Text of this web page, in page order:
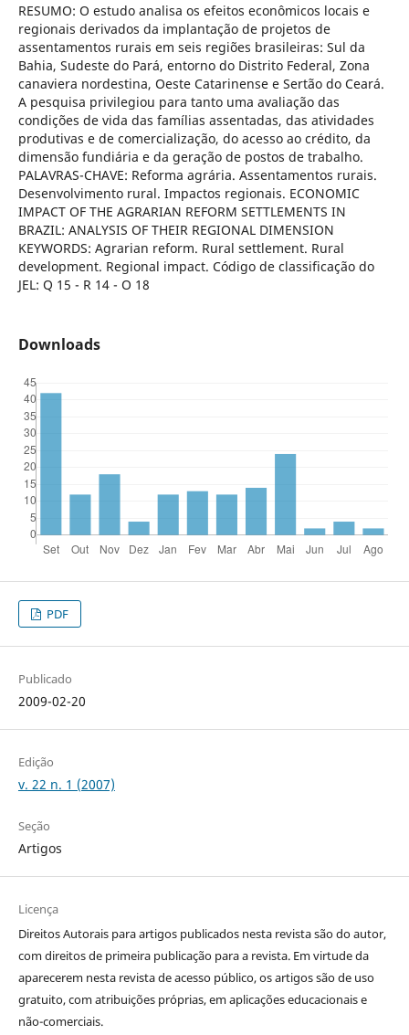
RESUMO: O estudo analisa os efeitos econômicos locais e
regionais derivados da implantação de projetos de
assentamentos rurais em seis regiões brasileiras: Sul da
Bahia, Sudeste do Pará, entorno do Distrito Federal, Zona
canaviera nordestina, Oeste Catarinense e Sertão do Ceará.
A pesquisa privilegiou para tanto uma avaliação das
condições de vida das famílias assentadas, das atividades
produtivas e de comercialização, do acesso ao crédito, da
dimensão fundiária e da geração de postos de trabalho.
PALAVRAS-CHAVE: Reforma agrária. Assentamentos rurais.
Desenvolvimento rural. Impactos regionais. ECONOMIC
IMPACT OF THE AGRARIAN REFORM SETTLEMENTS IN
BRAZIL: ANALYSIS OF THEIR REGIONAL DIMENSION
KEYWORDS: Agrarian reform. Rural settlement. Rural
development. Regional impact. Código de classificação do
JEL: Q 15 - R 14 - O 18
Downloads
PDF
Publicado
2009-02-20
Edição
v. 22 n. 1 (2007)
Seção
Artigos
Licença
Direitos Autorais para artigos publicados nesta revista são do autor,
com direitos de primeira publicação para a revista. Em virtude da
aparecerem nesta revista de acesso público, os artigos são de uso
gratuito, com atribuições próprias, em aplicações educacionais e
não-comerciais.